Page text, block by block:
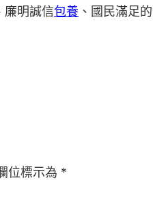
廉明誠信包養 、國民滿足
位標示為 *